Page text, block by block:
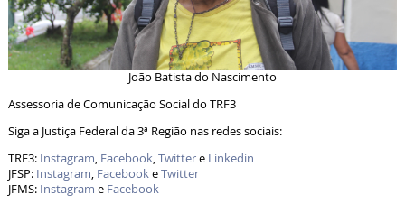
João Batista do Nascimento
Assessoria de Comunicação Social do TRF3
Siga a Justiça Federal da 3ª Região nas redes sociais:
TRF3: Instagram, Facebook,Twittere Linkedin
JFSP: Instagram, FacebookeTwitter
JFMS: Instagram e Facebook